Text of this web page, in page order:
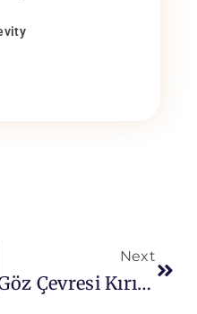
Next
Göz Çevresi Kırışıklıkları İçin Kesin Çözüm | Genç Bakışlar